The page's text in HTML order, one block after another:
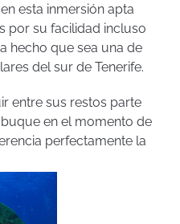
esta inmersión apta
por su facilidad incluso
hecho que sea una de
del sur de Tenerife.
entre sus restos parte
en el momento de
perfectamente la